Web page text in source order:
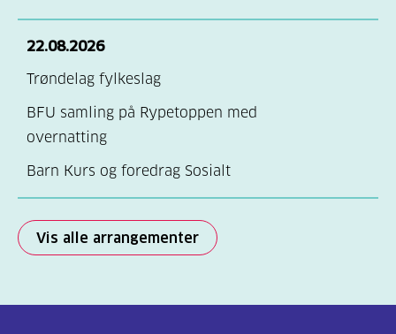
22.08.2026
Trøndelag fylkeslag
BFU samling på Rypetoppen med
overnatting
Barn Kurs og foredrag Sosialt
Vis alle arrangementer